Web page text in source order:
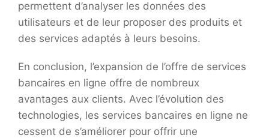
permettent d’analyser les données des
utilisateurs et de leur proposer des produits et
des services adaptés à leurs besoins.
En conclusion, l’expansion de l’offre de services
bancaires en ligne offre de nombreux
avantages aux clients. Avec l’évolution des
technologies, les services bancaires en ligne ne
cessent de s’améliorer pour offrir une